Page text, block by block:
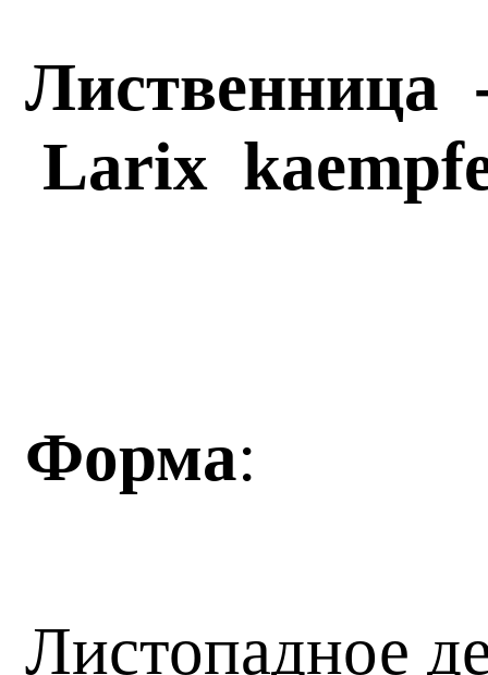
Лиственница
Larix
Форма:
Листопадное